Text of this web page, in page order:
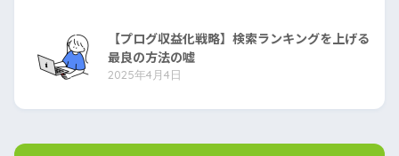
【プログ収益化戦略】検索ランキングを上げる
最良の方法の嘘
2025年4月4日